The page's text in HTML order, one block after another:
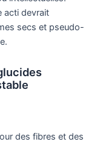
acti devrait
secs et pseudo-
des fibres et des